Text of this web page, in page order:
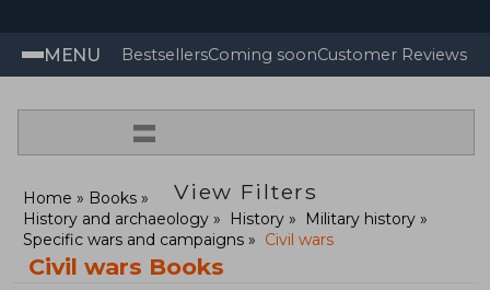
MENU BestsellersComing soonCustomer Reviews
=
View Filters
Home
Books
History and archaeology
History
Military history
Specific wars and campaigns
Civil wars
Civil wars Books